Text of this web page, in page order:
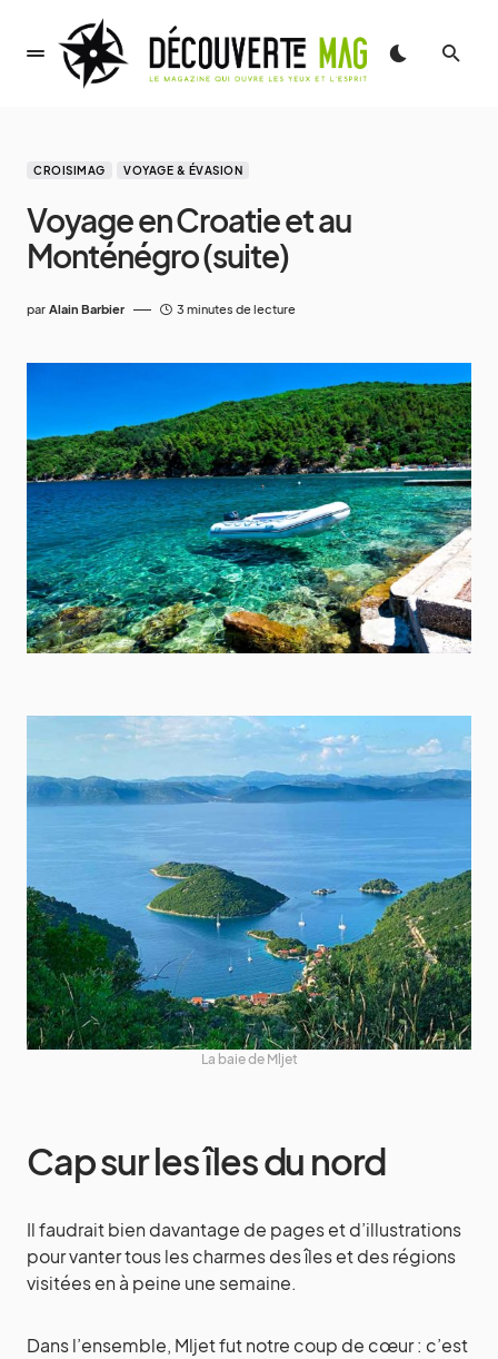
CROISIMAG VOYAGE & ÉVASION
Voyage en Croatie et au
Monténégro (suite)
par Alain Barbier 3 minutes de lecture
La baie de Mljet
Cap sur les îles du nord
Il faudrait bien davantage de pages et d’illustrations
pour vanter tous les charmes des îles et des régions
visitées en à peine une semaine.
Dans l’ensemble, Mljet fut notre coup de cœur : c’est